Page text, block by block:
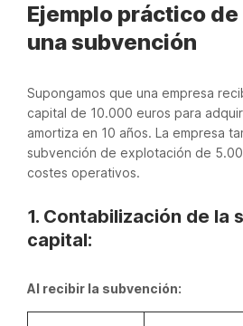
Ejemplo práctico
una subvención
Supongamos que una empresa
capital de 10.000 euros para
amortiza en 10 años. La empresa
subvención de explotación de
costes operativos.
1. Contabilización de la
capital:
Al recibir la subvención: